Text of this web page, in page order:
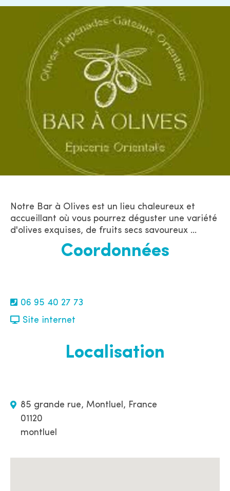
Notre Bar à Olives est un lieu chaleureux et
accueillant où vous pourrez déguster une variété
d'olives exquises, de fruits secs savoureux ...
Coordonnées
06 95 40 27 73
Site internet
Localisation
85 grande rue, Montluel, France
01120
montluel